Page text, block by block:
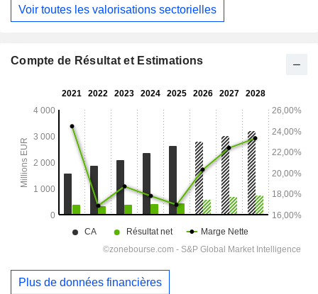
Voir toutes les valorisations sectorielles
Compte de Résultat et Estimations
Plus de données financières